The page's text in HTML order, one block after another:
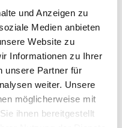
und Anzeigen zu
Medien anbieten
Website zu
Informationen zu Ihrer
unsere Partner für
weiter. Unsere
möglicherweise mit
ihnen bereitgestellt
werden
Jahren waren
betroffen:
die
bzw.
Seegras ist
geworden. Woher